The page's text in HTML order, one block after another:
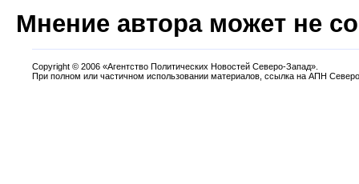
Мнение автора может не
Copyright © 2006 «Агентство Политических Новостей Северо-Запад».
При полном или частичном использовании материалов, ссылка на АПН